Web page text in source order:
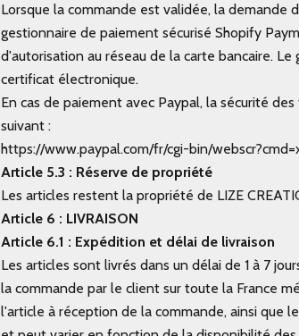
Lorsque la commande est validée, la
gestionnaire de paiement sécurisé Shopify
d'autorisation au réseau de la carte bancaire.
certificat électronique.
En cas de paiement avec Paypal, la sécurité
suivant :
https://www.paypal.com/fr/cgi-bin/
Article 5.3 : Réserve de propriété
Les articles restent la propriété de LIZE
Article 6 : LIVRAISON
Article 6.1 : Expédition et délai de livraison
Les articles sont livrés dans un délai de 1 à 7
la commande par le client sur toute la France
l'article à réception de la commande, ainsi que